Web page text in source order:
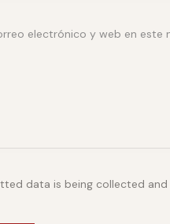
electrónico y web en este
data is being collected and